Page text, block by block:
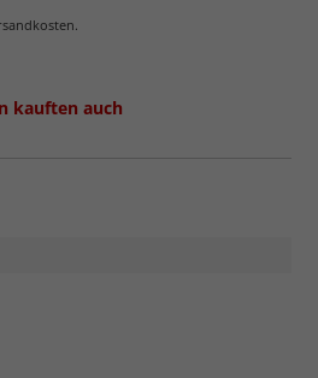
kauften auch